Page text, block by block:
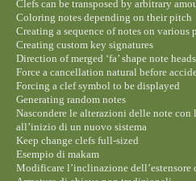
Clefs can be transposed by arbitrary
Coloring notes depending on their pitch
Creating a sequence of notes on various
Creating custom key signatures
Direction of merged ‘fa’ shape note heads
Force a cancellation natural before
Forcing a clef symbol to be displayed
Generating random notes
Nascondere le alterazioni delle note con
all’inizio di un nuovo sistema
Keep change clefs full-sized
Esempio di makam
Modificare l’inclinazione dell’estensore